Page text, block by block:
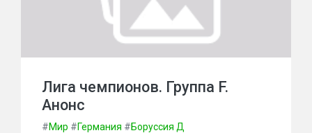
Лига чемпионов. Группа F.
Анонс
#Мир #Германия #Боруссия Д